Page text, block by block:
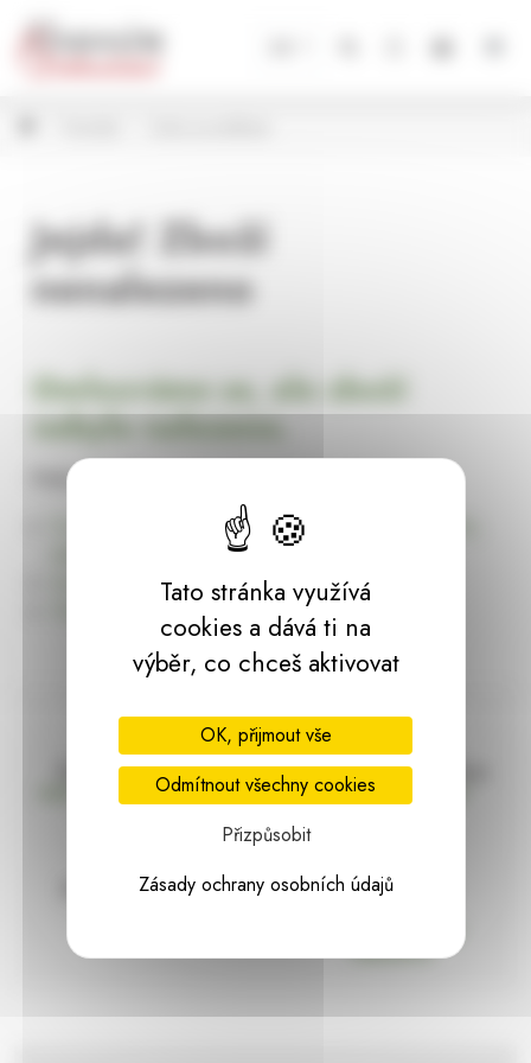
Jejda! Zboží
nenalezeno
Omlouváme se, ale zboží
nebylo nalezeno.
Pokračujte na
Úvodní stránku Dekorace, bytové a zahradní doplňky,
dárky | HARASIM.info
Doprava zdarma
nad 2000 Kč bez DPH
Vše máme skladem
Ihned k odeslání
97% hodnocení Zásilka pod
Panel pro správu cookies
Tato stránka využívá
cookies a dává ti na
výběr, co chceš aktivovat
OK, přijmout vše
Odmítnout všechny cookies
Přizpůsobit
Zásady ochrany osobních údajů